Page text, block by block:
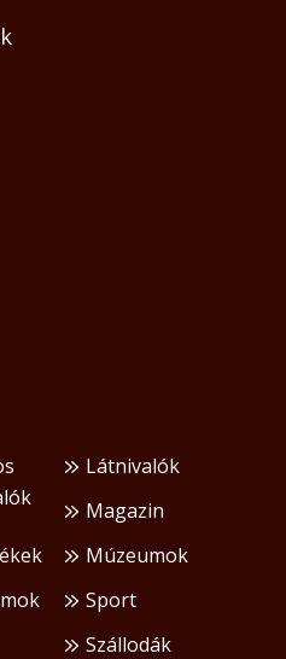
Látnivalók
Magazin
Múzeumok
Sport
Szállodák